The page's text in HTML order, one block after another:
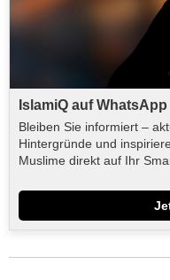
IslamiQ auf WhatsApp
Bleiben Sie informiert –
Hintergründe und
Muslime direkt auf Ihr